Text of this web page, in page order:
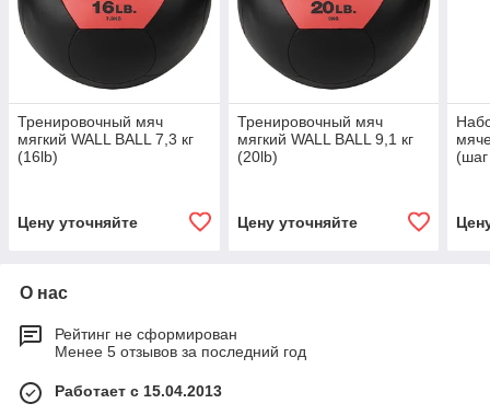
Тренировочный мяч
мягкий WALL BALL 7,3 кг
(16lb)
Цену уточняйте
Тренировочный мяч
мягкий WALL BALL 9,1 кг
(20lb)
Цену уточняйте
О нас
Рейтинг не сформирован
Менее 5 отзывов за последний год
Работает с 15.04.2013